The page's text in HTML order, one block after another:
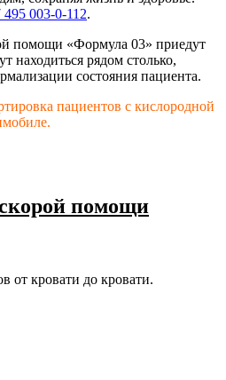
495 003-0-112.
помощи «Формула 03» приедут
находиться рядом столько,
состояния пациента.
пациентов с кислородной
помощи
от кровати до кровати.